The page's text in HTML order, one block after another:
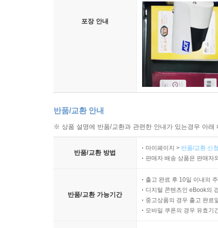
포장 안내
반품/교환 안내
※ 상품 설명에 반품/교환과 관련한 안내가 있는경우 아
반품/교환 방법
마이페이지 > 반품/교환 신
판매자 배송 상품은 판매자
반품/교환 가능기간
출고 완료 후 10일 이내의
디지털 콘텐츠인 eBook의
중고상품의 경우 출고 완료
모바일 쿠폰의 경우 유효기